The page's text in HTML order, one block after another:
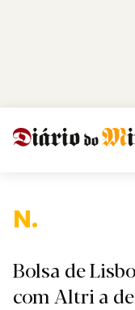
Bolsa de
com Altri a